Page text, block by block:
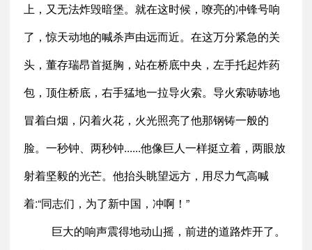
上，又无法炸毁暗堡。就在这时候，嘹亮的冲锋号响
了，惊天动地的喊杀声由远而近。在这万分紧急的关
头，董存瑞昂首挺胸，站在桥底中央，左手托起炸药
包，顶住桥底，右手猛地一拉导火索。导火索哧哧地
冒着白烟，闪着火花，火光照亮了他那钢铸一般的
脸。一秒钟、两秒钟......他像巨人一样挺立着，两眼放
射着坚毅的光芒。他抬头眺望远方，用尽力气高喊
着:“同志们，为了新中国，冲啊！”
巨大的响声震得地动山摇，前进的道路炸开了。